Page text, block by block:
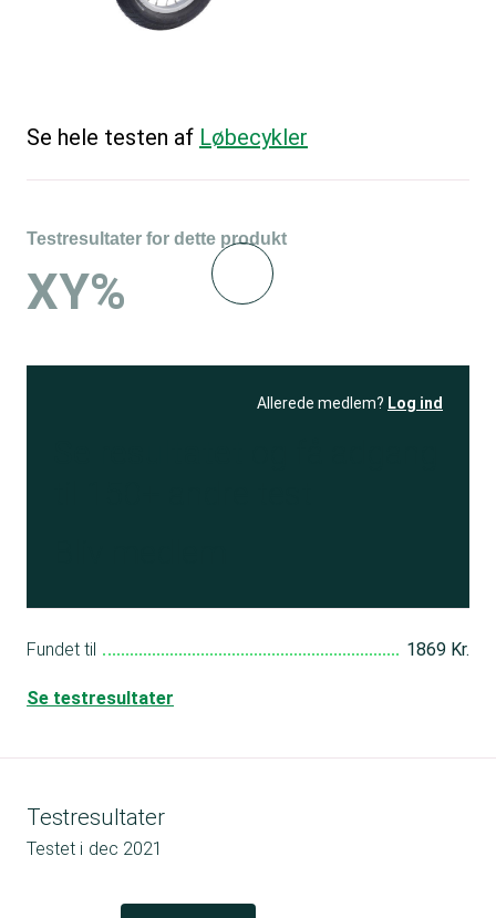
Se hele testen af Løbecykler
Testresultater for dette produkt
XY%
Allerede medlem? Log ind
Fundet til 1869 Kr.
Se testresultater
Testresultater
Testet i dec 2021